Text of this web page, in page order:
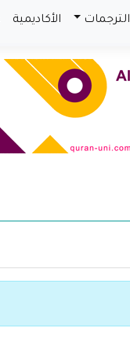
الترجمات الأكاديمية